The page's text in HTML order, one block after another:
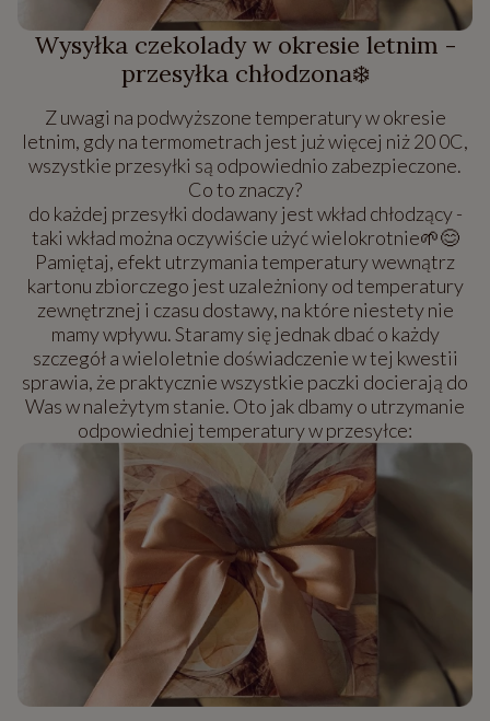
Wysyłka czekolady w okresie letnim -
przesyłka chłodzona❄️
Z uwagi na podwyższone temperatury w okresie
letnim, gdy na termometrach jest już więcej niż 20 0C,
wszystkie przesyłki są odpowiednio zabezpieczone.
Co to znaczy?
do każdej przesyłki dodawany jest wkład chłodzący -
taki wkład można oczywiście użyć wielokrotnie🌱😊
Pamiętaj, efekt utrzymania temperatury wewnątrz
kartonu zbiorczego jest uzależniony od temperatury
zewnętrznej i czasu dostawy, na które niestety nie
mamy wpływu. Staramy się jednak dbać o każdy
szczegół a wieloletnie doświadczenie w tej kwestii
sprawia, że praktycznie wszystkie paczki docierają do
Was w należytym stanie. Oto jak dbamy o utrzymanie
odpowiedniej temperatury w przesyłce: